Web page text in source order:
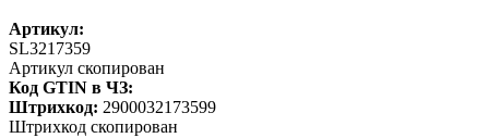
Артикул:
SL3217359
Артикул скопирован
Код GTIN в ЧЗ:
Штрихкод: 2900032173599
Штрихкод скопирован